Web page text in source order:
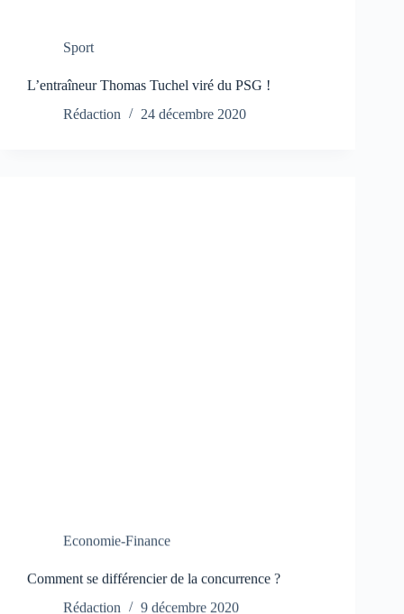
Sport
L’entraîneur Thomas Tuchel viré du PSG !
Rédaction
24 décembre 2020
Economie-Finance
Comment se différencier de la concurrence ?
Rédaction
9 décembre 2020